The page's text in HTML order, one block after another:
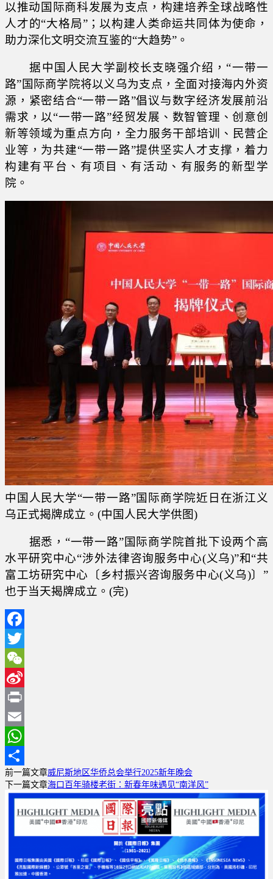
以推动国际商科发展为支点，构建培养全球战略性
人才的“大格局”；以构建人类命运共同体为使命，
助力深化文明交流互鉴的“大趋势”。
据中国人民大学副校长支晓强介绍，“一带一
路”国际商学院将以义乌为支点，全面对接海内外资
源，紧密结合“一带一路”倡议与数字经济发展前沿
需求，以“一带一路”经贸发展、数智管理、创意创
新等领域为重点方向，全力服务干部培训、民营企
业等，为共建“一带一路”提供坚实人才支撑，着力
构建有平台、有项目、有活动、有服务的新型学
院。
中国人民大学“一带一路”国际商学院近日在浙江义
乌正式揭牌成立。(中国人民大学供图)
据悉，“一带一路”国际商学院首批下设两个高
水平研究中心“涉外法律咨询服务中心(义乌)”和“共
富工坊研究中心〔乡村振兴咨询服务中心(义乌)〕”
也于当天揭牌成立。(完)
Facebook
Twitter
WeChat
Sina
Weibo
Print
Email
WhatsApp
分
享
前一篇文章威尼斯地区华侨总会举行2025新年晚会
下一篇文章海口百年骑楼老街：新春年味遇见“南洋风”